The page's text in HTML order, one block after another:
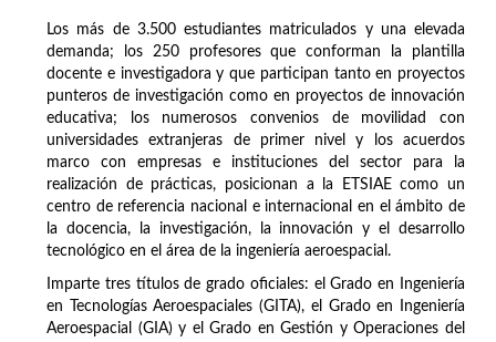
Los más de 3.500 estudiantes matriculados y una elevada
demanda; los 250 profesores que conforman la plantilla
docente e investigadora y que participan tanto en proyectos
punteros de investigación como en proyectos de innovación
educativa; los numerosos convenios de movilidad con
universidades extranjeras de primer nivel y los acuerdos
marco con empresas e instituciones del sector para la
realización de prácticas, posicionan a la ETSIAE como un
centro de referencia nacional e internacional en el ámbito de
la docencia, la investigación, la innovación y el desarrollo
tecnológico en el área de la ingeniería aeroespacial.
Imparte tres títulos de grado oficiales: el Grado en Ingeniería
en Tecnologías Aeroespaciales (GITA), el Grado en Ingeniería
Aeroespacial (GIA) y el Grado en Gestión y Operaciones del